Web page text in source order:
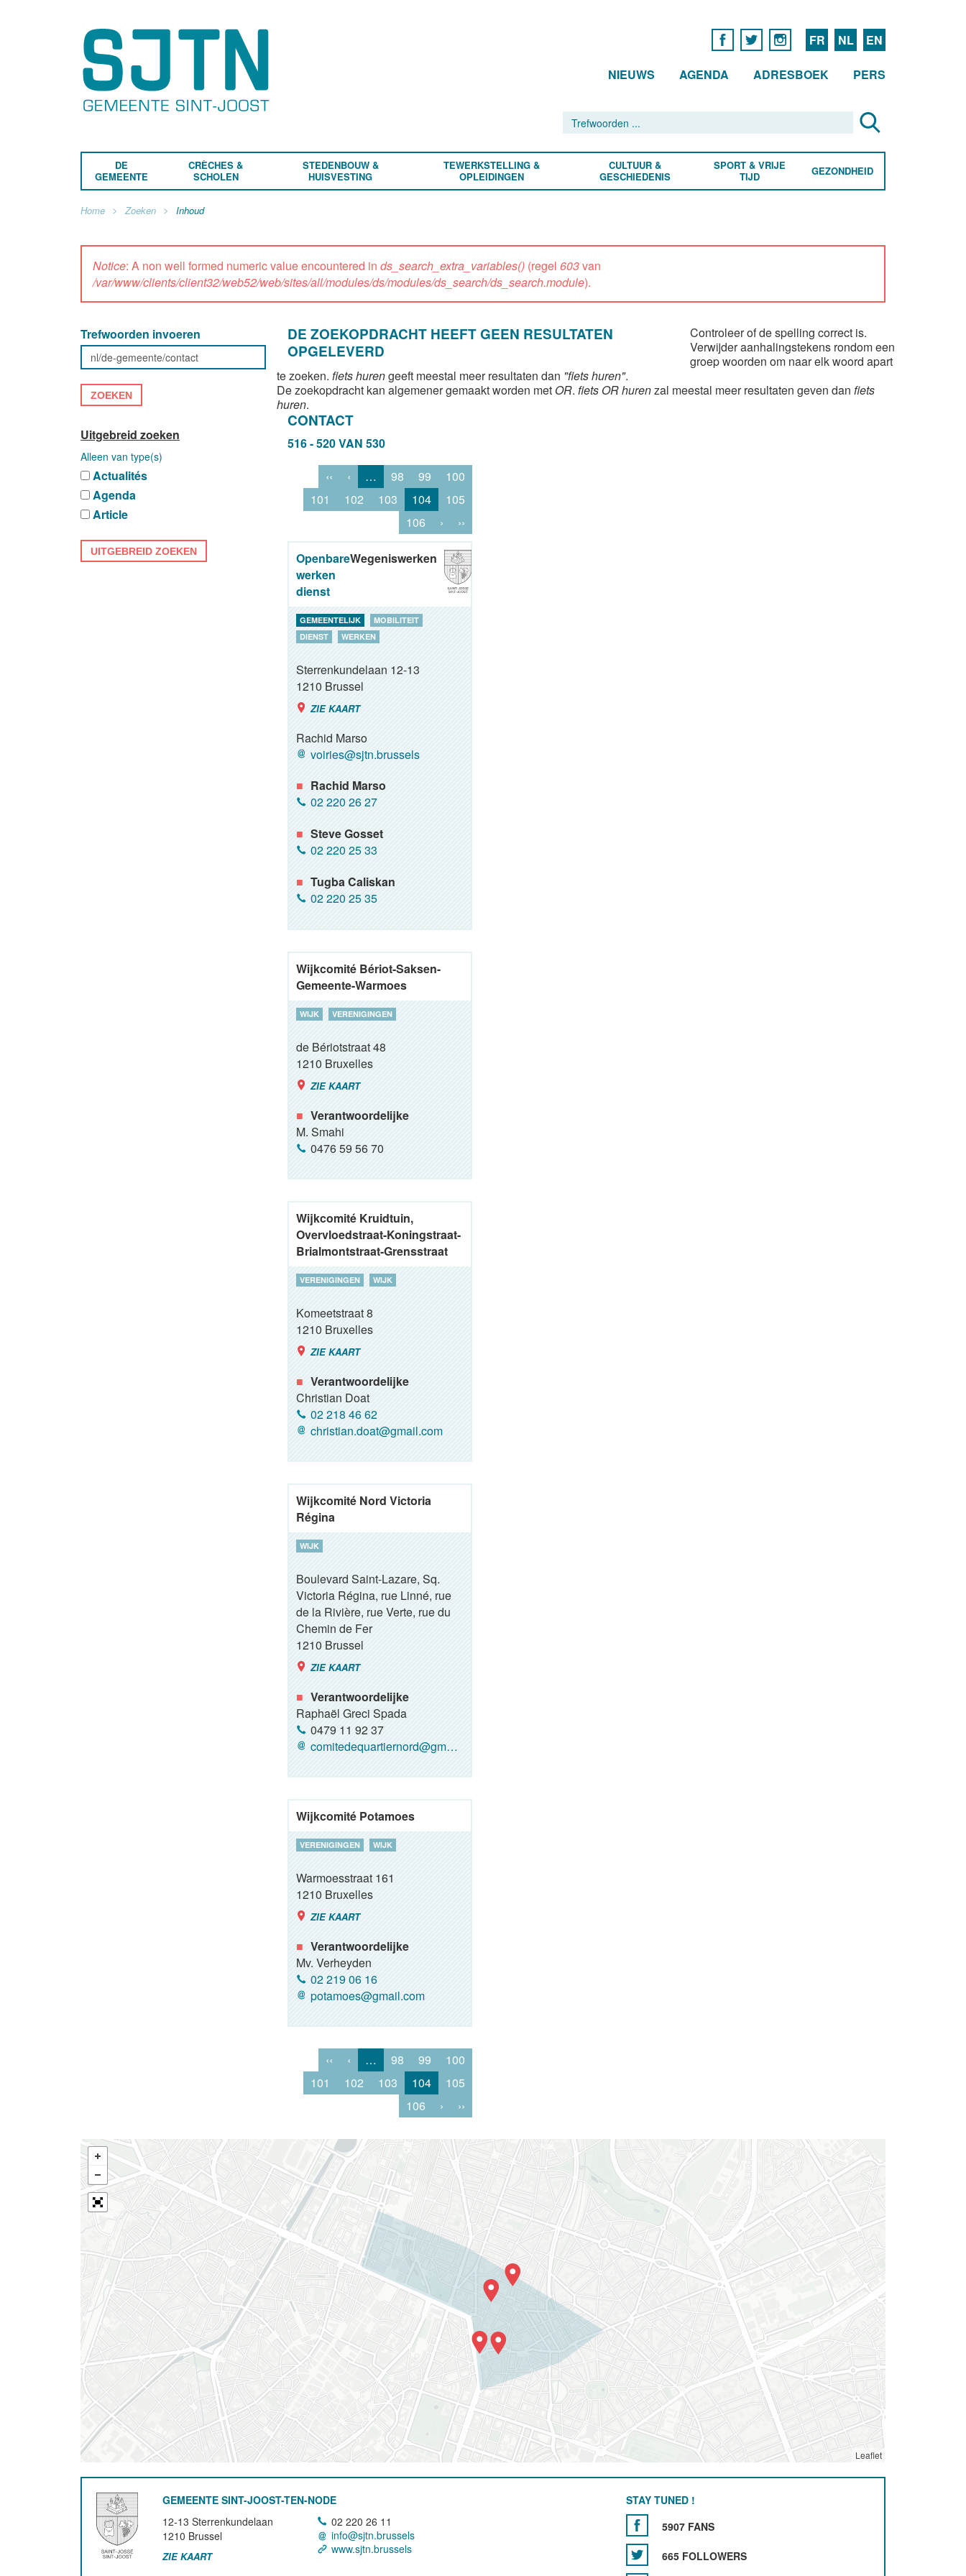
FR NL EN
NIEUWS AGENDA ADRESBOEK PERS
DE
GEMEENTE
CRÈCHES &
SCHOLEN
STEDENBOUW &
HUISVESTING
TEWERKSTELLING &
OPLEIDINGEN
CULTUUR &
GESCHIEDENIS
SPORT & VRIJE
TIJD
GEZONDHEID
Home Zoeken Inhoud
Notice: A non well formed numeric value encountered in ds_search_extra_variables() (regel 603van
/var/www/clients/client32/web52/web/sites/all/modules/ds/modules/ds_search/ds_search.module).
Trefwoorden invoeren
ZOEKEN
Uitgebreid zoeken
Alleen van type(s)
Actualités
Agenda
Article
UITGEBREID ZOEKEN
DE ZOEKOPDRACHT HEEFT GEEN RESULTATEN
OPGELEVERD
Controleer of de spelling correct is.
Verwijder aanhalingstekens rondom een
groep woorden om naar elk woord apart
te zoeken. fiets hurengeeft meestal meer resultaten dan "fiets huren".
De zoekopdracht kan algemener gemaakt worden met OR. fiets OR hurenzal meestal meer resultaten geven dan fiets
huren.
CONTACT
516 - 520 VAN 530
‹‹
‹ … 98 99
100
101
102 103 104
105
106
› ››
Openbare
werken
dienst
Wegeniswerken
GEMEENTELIJK
MOBILITEIT
DIENST
WERKEN
Sterrenkundelaan 12-13
1210Brussel
ZIE KAART
Rachid Marso
voiries@sjtn.brussels
Rachid Marso
02 220 26 27
Steve Gosset
02 220 25 33
Tugba Caliskan
02 220 25 35
Wijkcomité Bériot-Saksen-
Gemeente-Warmoes
WIJK VERENIGINGEN
de Bériotstraat 48
1210Bruxelles
ZIE KAART
Verantwoordelijke
M. Smahi
0476 59 56 70
Wijkcomité Kruidtuin,
Overvloedstraat-Koningstraat-
Brialmontstraat-Grensstraat
VERENIGINGEN WIJK
Komeetstraat 8
1210Bruxelles
ZIE KAART
Verantwoordelijke
Christian Doat
02 218 46 62
christian.doat@gmail.com
Wijkcomité Nord Victoria
Régina
WIJK
Boulevard Saint-Lazare, Sq.
Victoria Régina, rue Linné, rue
de la Rivière, rue Verte, rue du
Chemin de Fer
1210Brussel
ZIE KAART
Verantwoordelijke
Raphaël Greci Spada
0479 11 92 37
comitedequartiernord@gmail.com
Wijkcomité Potamoes
VERENIGINGEN WIJK
Warmoesstraat 161
1210Bruxelles
ZIE KAART
Verantwoordelijke
Mv. Verheyden
02 219 06 16
potamoes@gmail.com
‹‹ ‹ … 98 99
100
101
102 103 104
105
106
› ››
Leaflet
GEMEENTE SINT-JOOST-TEN-NODE
12-13 Sterrenkundelaan
1210 Brussel
ZIE KAART
02 220 26 11
info@sjtn.brussels
www.sjtn.brussels
STAY TUNED !
5907 FANS
665 FOLLOWERS